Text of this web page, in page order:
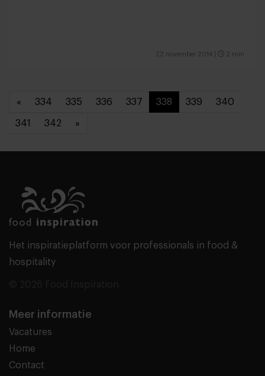
22 november 2014 2 min
« 334 335 336 337 338 339 340
341 342 »
Het inspiratieplatform voor professionals in food &
hospitality
Meer informatie
Vacatures
Home
Contact